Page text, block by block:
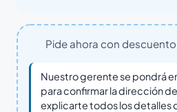
Pide ahora con
Nuestro gerente se pondrá
para confirmar la dirección
explicarte todos los detalles